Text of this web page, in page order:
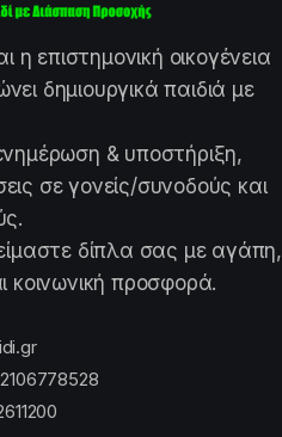
η επιστημονική οικογένεια
δημιουργικά παιδιά με
& υποστήριξη,
σε γονείς/συνοδούς και
δίπλα σας με αγάπη,
κοινωνική προσφορά.